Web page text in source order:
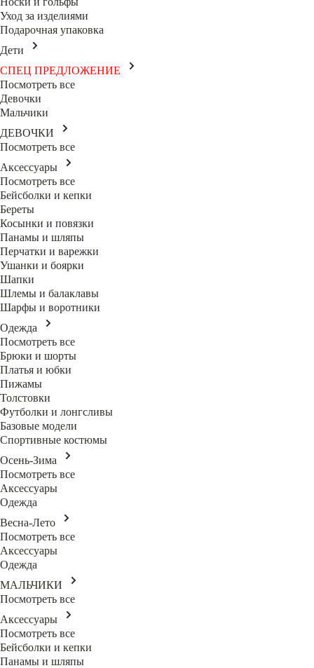
Уход за изделиями
Подарочная упаковка
Дети
СПЕЦ ПРЕДЛОЖЕНИЕ
Посмотреть все
Девочки
Мальчики
ДЕВОЧКИ
Посмотреть все
Аксессуары
Посмотреть все
Бейсболки и кепки
Береты
Косынки и повязки
Панамы и шляпы
Перчатки и варежки
Ушанки и боярки
Шапки
Шлемы и балаклавы
Шарфы и воротники
Одежда
Посмотреть все
Брюки и шорты
Платья и юбки
Пижамы
Толстовки
Футболки и лонгсливы
Базовые модели
Спортивные костюмы
Осень-Зима
Посмотреть все
Аксессуары
Одежда
Весна-Лето
Посмотреть все
Аксессуары
Одежда
МАЛЬЧИКИ
Посмотреть все
Аксессуары
Посмотреть все
Бейсболки и кепки
Панамы и шляпы